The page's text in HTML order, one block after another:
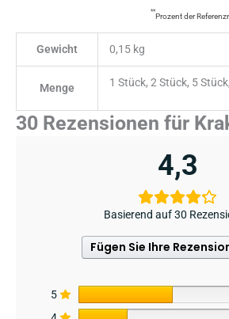
**
Prozent der
Gewicht 0,15 kg
Menge 1 Stück, 2 Stück, 5
30 Rezensionen für
4,3
Basierend auf 30
Fügen Sie Ihre
5